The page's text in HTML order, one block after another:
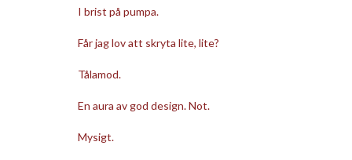
I brist på pumpa.
Får jag lov att skryta lite, lite?
Tålamod.
En aura av god design. Not.
Mysigt.